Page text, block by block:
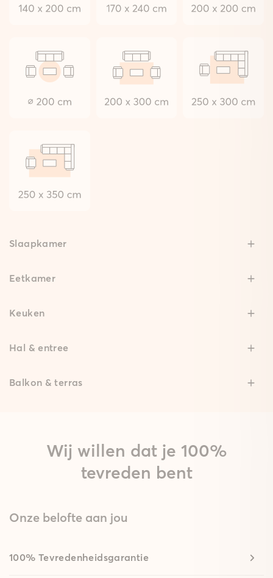
Slaapkamer
Eetkamer
Keuken
Hal & entree
Balkon & terras
Wij willen dat je 100%
tevreden bent
Onze belofte aan jou
100% Tevredenheidsgarantie